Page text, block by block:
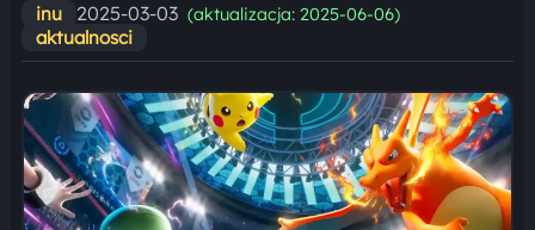
inu 2025-03-03 (aktualizacja: 2025-06-06)
aktualnosci